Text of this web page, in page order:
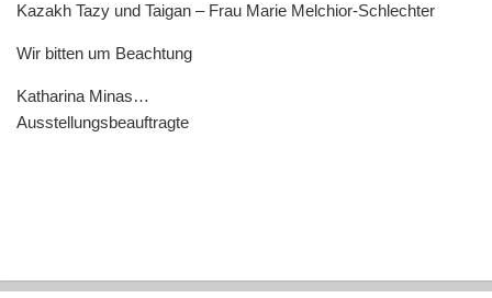
Kazakh Tazy und Taigan – Frau Marie Melchior-Schlechter
Wir bitten um Beachtung
Katharina Minas…
Ausstellungsbeauftragte